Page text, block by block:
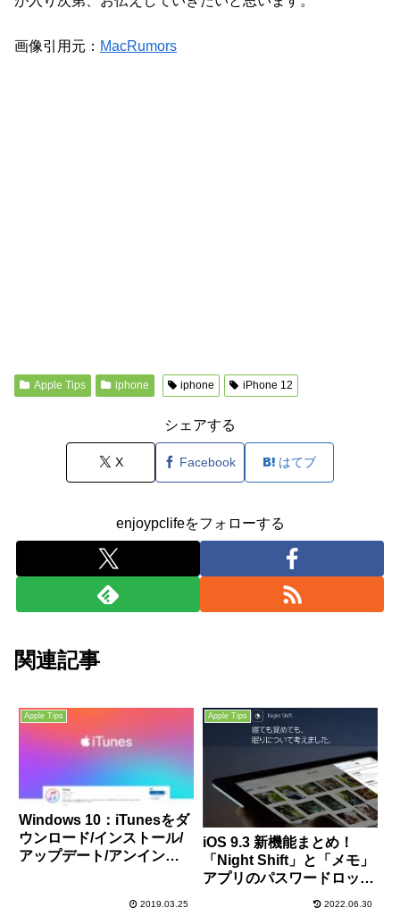
画像引用元： MacRumors
Apple Tips iphone iphone iPhone 12
シェアする
X Facebook はてブ
enjoypclifeをフォローする
関連記事
Apple Tips
Windows 10：iTunesをダ
ウンロード/インストール/
アップデート/アンインス
2019.03.25
Apple Tips
iOS 9.3 新機能まとめ！
「Night Shift」と「メモ」
アプリのパスワードロック
2022.06.30